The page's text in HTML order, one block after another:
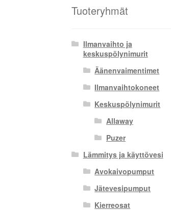
Tuoteryhmät
Ilmanvaihto ja
keskuspölynimurit
Äänenvaimentimet
Ilmanvaihtokoneet
Keskuspölynimurit
Allaway
Puzer
Lämmitys ja käyttövesi
Avokaivopumput
Jätevesipumput
Kierreosat